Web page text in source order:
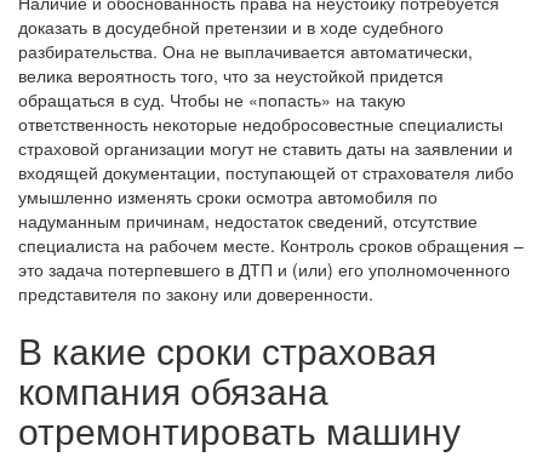
доказать в досудебной претензии и в ходе судебного
разбирательства. Она не выплачивается автоматически,
велика вероятность того, что за неустойкой придется
обращаться в суд. Чтобы не «попасть» на такую
ответственность некоторые недобросовестные специалисты
страховой организации могут не ставить даты на заявлении и
входящей документации, поступающей от страхователя либо
умышленно изменять сроки осмотра автомобиля по
надуманным причинам, недостаток сведений, отсутствие
специалиста на рабочем месте. Контроль сроков обращения –
это задача потерпевшего в ДТП и (или) его уполномоченного
представителя по закону или доверенности.
В какие сроки страховая
компания обязана
отремонтировать машину